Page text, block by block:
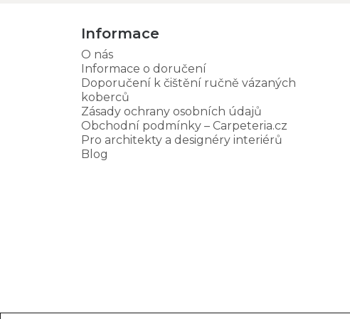
Informace
O nás
Informace o doručení
Doporučení k čištění ručně vázaných
koberců
Zásady ochrany osobních údajů
Obchodní podmínky – Carpeteria.cz
Pro architekty a designéry interiérů
Blog